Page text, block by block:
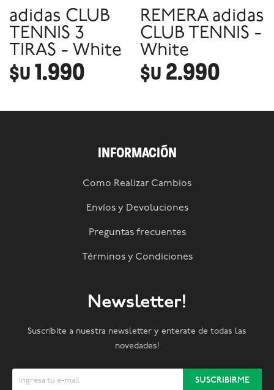
adidas CLUB
TENNIS 3
TIRAS - White
$U 1.990
REMERA adidas
CLUB TENNIS -
White
$U 2.990
INFORMACIÓN
Como Realizar Cambios
Envíos y Devoluciones
Preguntas frecuentes
Términos y Condiciones
Newsletter!
Suscribite a nuestra newsletter y enterate de todas las
novedades!
SUSCRIBIRME